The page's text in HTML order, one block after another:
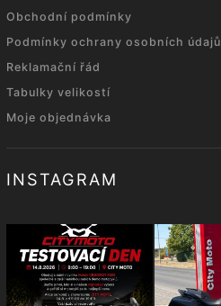
Obchodní podmínky
Podmínky ochrany osobních údajů
Reklamační řád
Tabulky velikostí
Moje objednávka
INSTAGRAM